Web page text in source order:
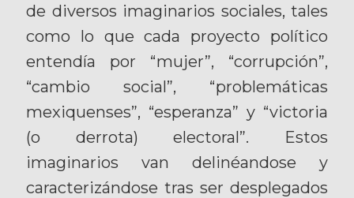
de diversos imaginarios sociales, tales
como lo que cada proyecto político
entendía por “mujer”, “corrupción”,
“cambio social”, “problemáticas
mexiquenses”, “esperanza” y “victoria
(o derrota) electoral”. Estos
imaginarios van delinéandose y
caracterizándose tras ser desplegados